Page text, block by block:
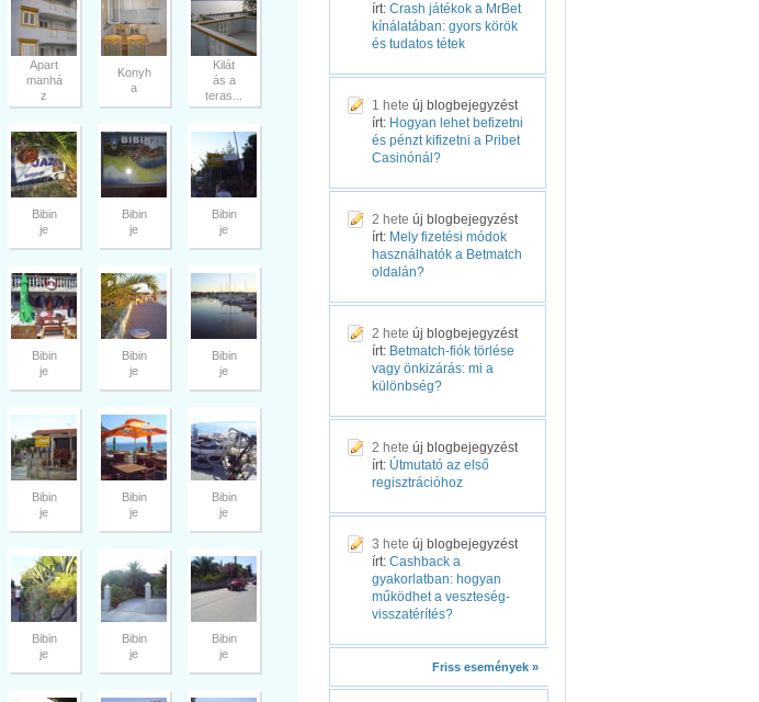
Apart
manhá
z
Konyh
a
Kilát
ás a
teras...
Bibin
je
Bibin
je
Bibin
je
Bibin
je
Bibin
je
Bibin
je
Bibin
je
Bibin
je
Bibin
je
Bibin
je
Bibin
je
Bibin
je
írt: Crash játékok a MrBet
kínálatában: gyors körök
és tudatos tétek
1 hete új blogbejegyzést
írt: Hogyan lehet befizetni
és pénzt kifizetni a Pribet
Casinónál?
2 hete új blogbejegyzést
írt: Mely fizetési módok
használhatók a Betmatch
oldalán?
2 hete új blogbejegyzést
írt: Betmatch-fiók törlése
vagy önkizárás: mi a
különbség?
2 hete új blogbejegyzést
írt: Útmutató az első
regisztrációhoz
3 hete új blogbejegyzést
írt: Cashback a
gyakorlatban: hogyan
működhet a veszteség-
visszatérítés?
Friss események »